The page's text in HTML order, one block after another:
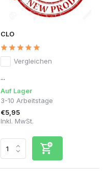
CLO
Vergleichen
...
Auf Lager
3-10 Arbeitstage
€5,95
Inkl. MwSt.